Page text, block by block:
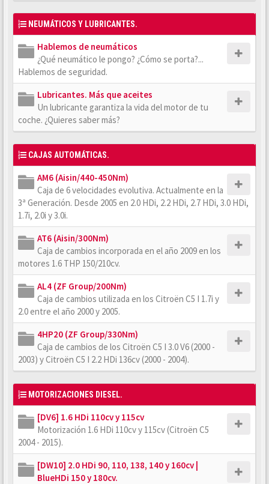
NEUMÁTICOS Y LUBRICANTES.
Hablemos de neumáticos
¿Qué neumático le pongo? ¿Cómo se porta?...
Hablemos de seguridad.
Lubricantes. Más que aceites
Un lubricante garantiza la vida del motor de tu
coche. ¿Quieres saber más?
CAJAS AUTOMÁTICAS.
AM6 (Aisin/440-450Nm)
Caja de 6 velocidades evolutiva. Actualmente en la
3ª Generación. Desde 2005 en 2.0 HDi, 2.2 HDi, 2.7 HDi, 3.0 HDi,
1.7i, 2.0i y 3.0i.
AT6 (Aisin/300Nm)
Caja de cambios incorporada en el año 2009 en los
motores 1.6 THP 150/210cv.
AL4 (ZF Group/200Nm)
Caja de cambios utilizada en los Citroën C5 I 1.7i y
2.0 entre el año 2000 y 2005.
4HP20 (ZF Group/330Nm)
Caja de cambios de los Citroën C5 I 3.0 V6 (2000 -
2003) y Citroën C5 I 2.2 HDi 136cv (2000 - 2004).
MOTORIZACIONES DIESEL.
[DV6] 1.6 HDi 110cv y 115cv
Motorización 1.6 HDi 110cv y 115cv (Citroën C5
2004 - 2015).
[DW10] 2.0 HDi 90, 110, 138, 140 y 160cv |
BlueHDi 150 y 180cv.